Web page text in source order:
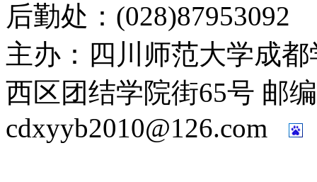
后勤处：(028)87953092
主办：四川师范大学成
西区团结学院街65号 邮
cdxyyb2010@126.com